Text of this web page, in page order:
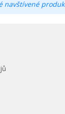
navštívené